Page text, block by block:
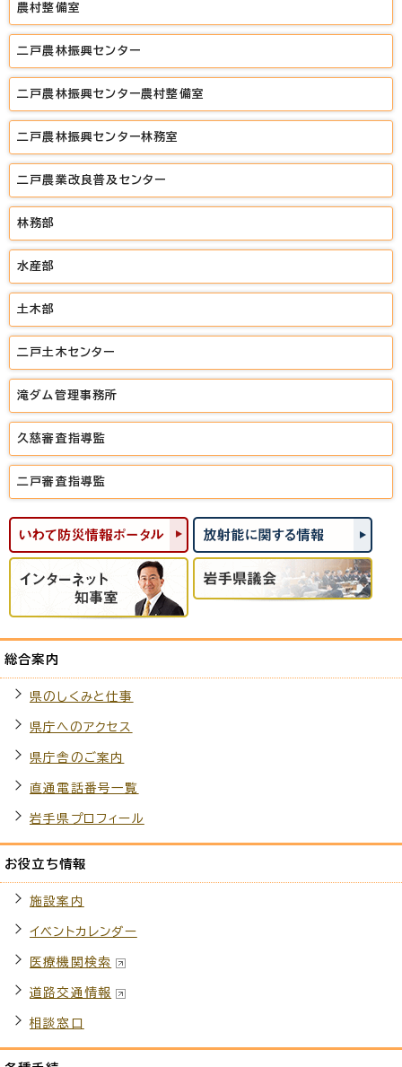
農村整備室
二戸農林振興センター
二戸農林振興センター農村整備室
二戸農林振興センター林務室
二戸農業改良普及センター
林務部
水産部
土木部
二戸土木センター
滝ダム管理事務所
久慈審査指導監
二戸審査指導監
総合案内
県のしくみと仕事
県庁へのアクセス
県庁舎のご案内
直通電話番号一覧
岩手県プロフィール
お役立ち情報
施設案内
イベントカレンダー
医療機関検索
道路交通情報
相談窓口